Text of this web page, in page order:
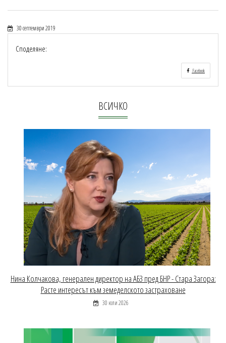
30 септември 2019
Споделяне:
Facebook
ВСИЧКО
Нина Колчакова, генерален директор на АБЗ пред БНР - Стара Загора:
Расте интересът към земеделското застраховане
30 юли 2026